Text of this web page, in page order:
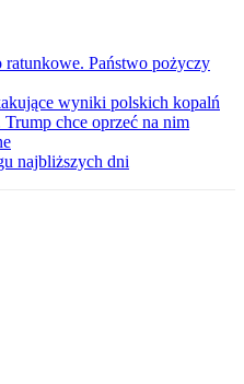
ratunkowe. Państwo pożyczy
wyniki polskich kopalń
chce oprzeć na nim
najbliższych dni